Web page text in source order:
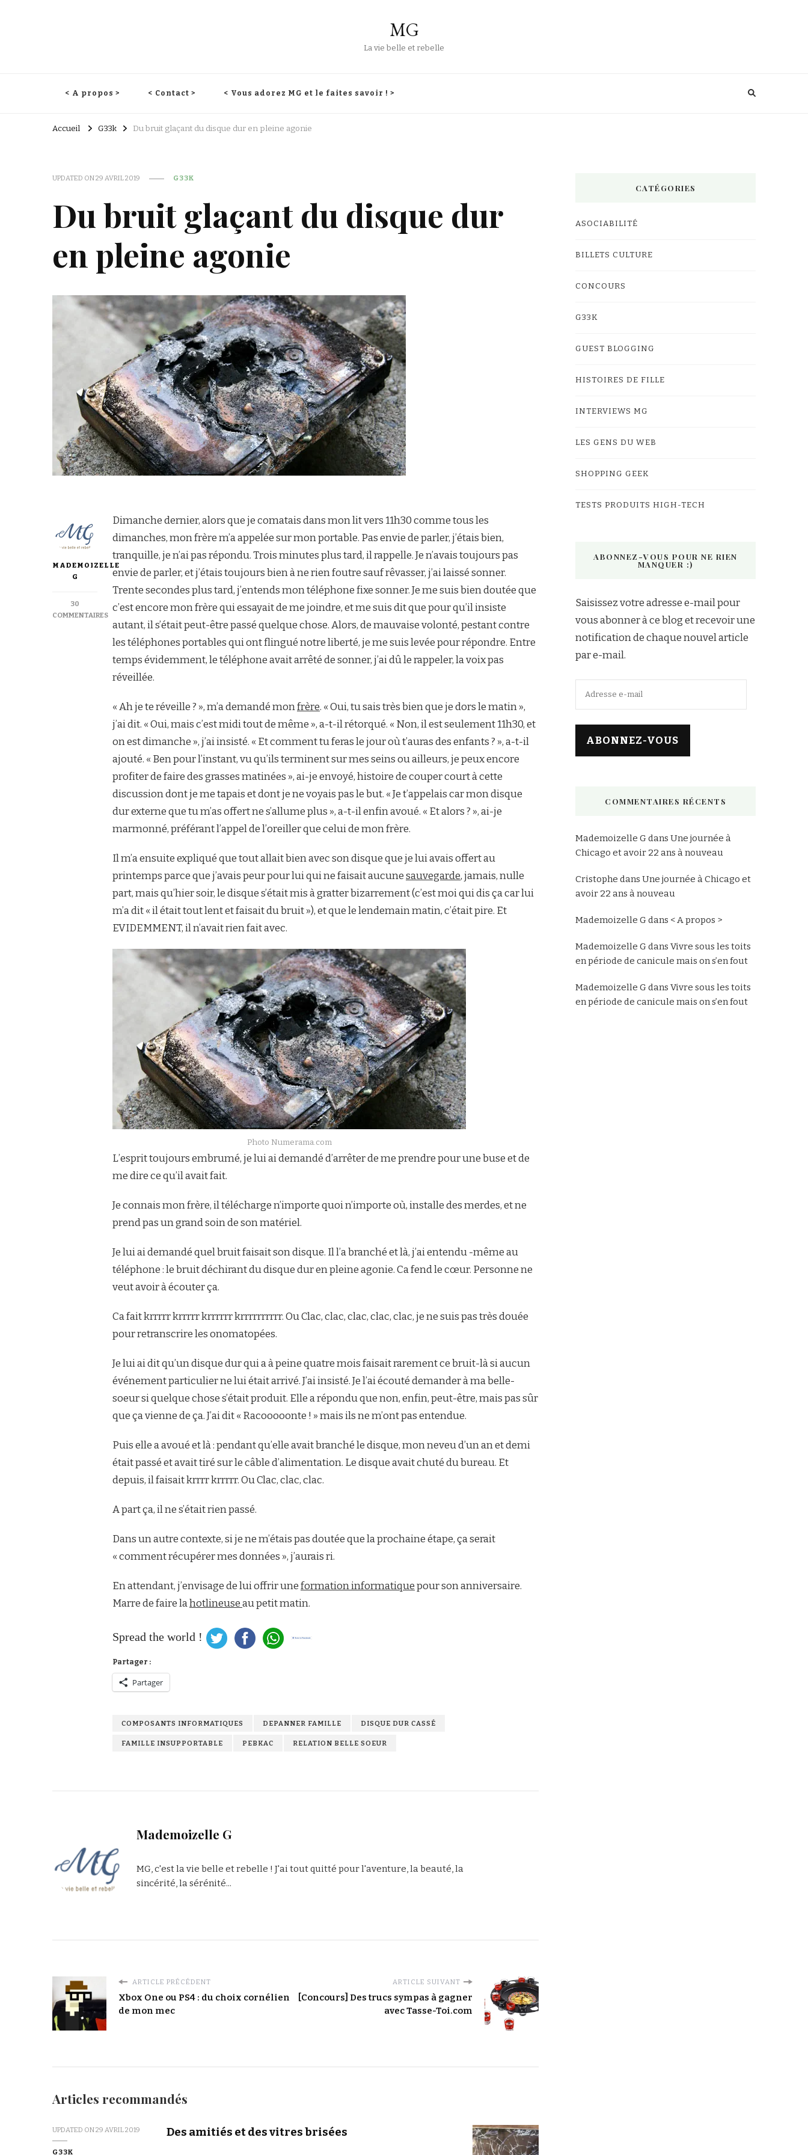
MG
La vie belle et rebelle
< A propos > < Contact > < Vous adorez MG et le faites savoir ! >
Accueil G33k Du bruit glaçant du disque dur en pleine agonie
UPDATED ON29 AVRIL 2019 G33K
Du bruit glaçant du disque dur
en pleine agonie
MADEMOIZELLE
G
30
COMMENTAIRES
Dimanche dernier, alors que je comatais dans mon lit vers 11h30 comme tous les
dimanches, mon frère m’a appelée sur mon portable. Pas envie de parler, j’étais bien,
tranquille, je n’ai pas répondu. Trois minutes plus tard, il rappelle. Je n’avais toujours pas
envie de parler, et j’étais toujours bien à ne rien foutre sauf rêvasser, j’ai laissé sonner.
Trente secondes plus tard, j’entends mon téléphone fixe sonner. Je me suis bien doutée que
c’est encore mon frère qui essayait de me joindre, et me suis dit que pour qu’il insiste
autant, il s’était peut-être passé quelque chose. Alors, de mauvaise volonté, pestant contre
les téléphones portables qui ont flingué notre liberté, je me suis levée pour répondre. Entre
temps évidemment, le téléphone avait arrêté de sonner, j’ai dû le rappeler, la voix pas
réveillée.
« Ah je te réveille ? », m’a demandé monfrère. « Oui, tu sais très bien que je dors le matin »,
j’ai dit. « Oui, mais c’est midi tout de même », a-t-il rétorqué. « Non, il est seulement 11h30, et
on est dimanche », j’ai insisté. « Et comment tu feras le jour où t’auras des enfants ? », a-t-il
ajouté. « Ben pour l’instant, vu qu’ils terminent sur mes seins ou ailleurs, je peux encore
profiter de faire des grasses matinées », ai-je envoyé, histoire de couper court à cette
discussion dont je me tapais et dont je ne voyais pas le but. « Je t’appelais car mon disque
dur externe que tu m’as offert ne s’allume plus », a-t-il enfin avoué. « Et alors ? », ai-je
marmonné, préférant l’appel de l’oreiller que celui de mon frère.
Il m’a ensuite expliqué que tout allait bien avec son disque que je lui avais offert au
printemps parce que j’avais peur pour lui qui ne faisait aucunesauvegarde, jamais, nulle
part, mais qu’hier soir, le disque s’était mis à gratter bizarrement (c’est moi qui dis ça car lui
m’a dit « il était tout lent et faisait du bruit »), et que le lendemain matin, c’était pire. Et
EVIDEMMENT, il n’avait rien fait avec.
Photo Numerama.com
L’esprit toujours embrumé, je lui ai demandé d’arrêter de me prendre pour une buse et de
me dire ce qu’il avait fait.
Je connais mon frère, il télécharge n’importe quoi n’importe où, installe des merdes, et ne
prend pas un grand soin de son matériel.
Je lui ai demandé quel bruit faisait son disque. Il l’a branché et là, j’ai entendu -même au
téléphone : le bruit déchirant du disque dur en pleine agonie. Ca fend le cœur. Personne ne
veut avoir à écouter ça.
Ca fait krrrrr krrrrr krrrrrr krrrrrrrrrr. Ou Clac, clac, clac, clac, clac, je ne suis pas très douée
pour retranscrire les onomatopées.
Je lui ai dit qu’un disque dur qui a à peine quatre mois faisait rarement ce bruit-là si aucun
événement particulier ne lui était arrivé. J’ai insisté. Je l’ai écouté demander à ma belle-
soeur si quelque chose s’était produit. Elle a répondu que non, enfin, peut-être, mais pas sûr
que ça vienne de ça. J’ai dit « Racooooonte ! » mais ils ne m’ont pas entendue.
Puis elle a avoué et là : pendant qu’elle avait branché le disque, mon neveu d’un an et demi
était passé et avait tiré sur le câble d’alimentation. Le disque avait chuté du bureau. Et
depuis, il faisait krrrr krrrrr. Ou Clac, clac, clac.
A part ça, il ne s’était rien passé.
Dans un autre contexte, si je ne m’étais pas doutée que la prochaine étape, ça serait
« comment récupérer mes données », j’aurais ri.
En attendant, j’envisage de lui offrir uneformation informatiquepour son anniversaire.
Marre de faire lahotlineuseau petit matin.
Spread the world !
Partager :
Partager
COMPOSANTS INFORMATIQUES DEPANNER FAMILLE DISQUE DUR CASSÉ
FAMILLE INSUPPORTABLE PEBKAC RELATION BELLE SOEUR
Mademoizelle G
MG, c'est la vie belle et rebelle ! J'ai tout quitté pour l'aventure, la beauté, la
sincérité, la sérénité...
ARTICLE PRÉCÉDENT
Xbox One ou PS4 : du choix cornélien
de mon mec
ARTICLE SUIVANT
[Concours] Des trucs sympas à gagner
avec Tasse-Toi.com
Articles recommandés
UPDATED ON29 AVRIL 2019
G33K
Des amitiés et des vitres brisées
CATÉGORIES
ASOCIABILITÉ
BILLETS CULTURE
CONCOURS
G33K
GUEST BLOGGING
HISTOIRES DE FILLE
INTERVIEWS MG
LES GENS DU WEB
SHOPPING GEEK
TESTS PRODUITS HIGH-TECH
ABONNEZ-VOUS POUR NE RIEN
MANQUER :)
Saisissez votre adresse e-mail pour
vous abonner à ce blog et recevoir une
notification de chaque nouvel article
par e-mail.
mail
ABONNEZ-VOUS
COMMENTAIRES RÉCENTS
Mademoizelle Gdans Une journée à
Chicago et avoir 22 ans à nouveau
Cristophe dans Une journée à Chicago et
avoir 22 ans à nouveau
Mademoizelle Gdans < A propos >
Mademoizelle Gdans Vivre sous les toits
en période de canicule mais on s’en fout
Mademoizelle Gdans Vivre sous les toits
en période de canicule mais on s’en fout